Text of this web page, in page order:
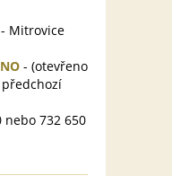
Mitrovice
- (otevřeno
nebo 732 650